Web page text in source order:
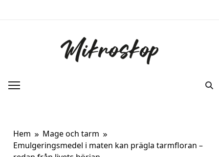
Hem
Mage och tarm
Emulgeringsmedel i maten kan prägla tarmfloran –